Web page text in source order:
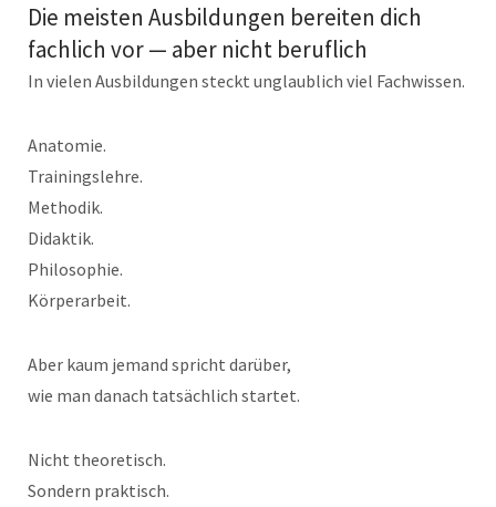
Die meisten Ausbildungen bereiten dich
fachlich vor — aber nicht beruflich
In vielen Ausbildungen steckt unglaublich viel Fachwissen.
Anatomie.
Trainingslehre.
Methodik.
Didaktik.
Philosophie.
Körperarbeit.
Aber kaum jemand spricht darüber,
wie man danach tatsächlich startet.
Nicht theoretisch.
Sondern praktisch.